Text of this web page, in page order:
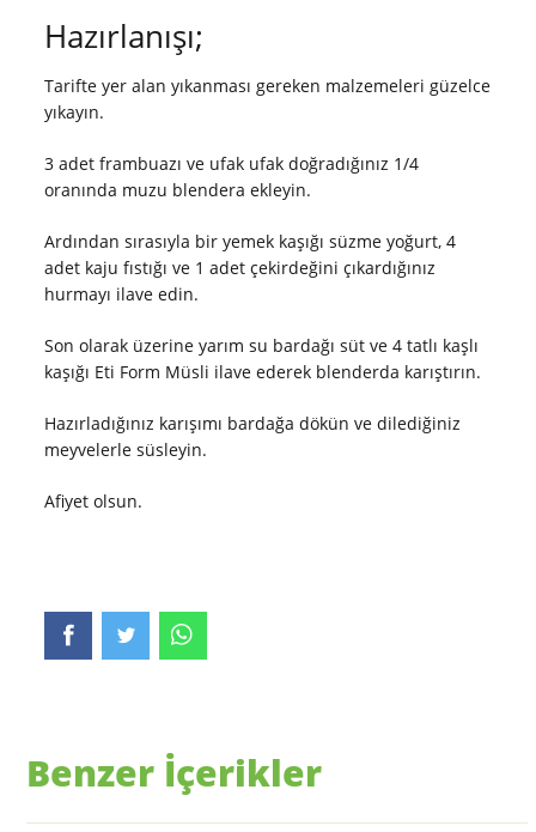
Hazırlanışı;
Tarifte yer alan yıkanması gereken malzemeleri güzelce
yıkayın.
3 adet frambuazı ve ufak ufak doğradığınız 1/4
oranında muzu blendera ekleyin.
Ardından sırasıyla bir yemek kaşığı süzme yoğurt, 4
adet kaju fıstığı ve 1 adet çekirdeğini çıkardığınız
hurmayı ilave edin.
Son olarak üzerine yarım su bardağı süt ve 4 tatlı kaşlı
kaşığı Eti Form Müsli ilave ederek blenderda karıştırın.
Hazırladığınız karışımı bardağa dökün ve dilediğiniz
meyvelerle süsleyin.
Afiyet olsun.
Benzer İçerikler